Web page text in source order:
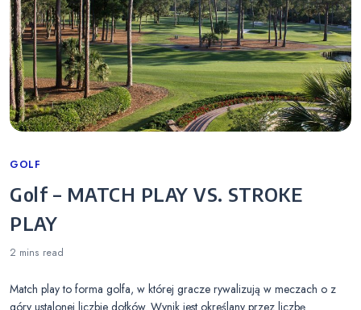
Categories
GOLF
Golf – MATCH PLAY VS. STROKE
PLAY
2 mins read
Match play to forma golfa, w której gracze rywalizują w meczach o z
góry ustalonej liczbie dołków. Wynik jest określany przez liczbę